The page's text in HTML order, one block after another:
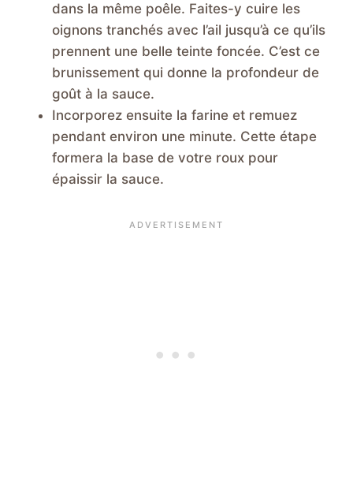
dans la même poêle. Faites-y cuire les
oignons tranchés avec l’ail jusqu’à ce qu’ils
prennent une belle teinte foncée. C’est ce
brunissement qui donne la profondeur de
goût à la sauce.
Incorporez ensuite la farine et remuez
pendant environ une minute. Cette étape
formera la base de votre roux pour
épaissir la sauce.